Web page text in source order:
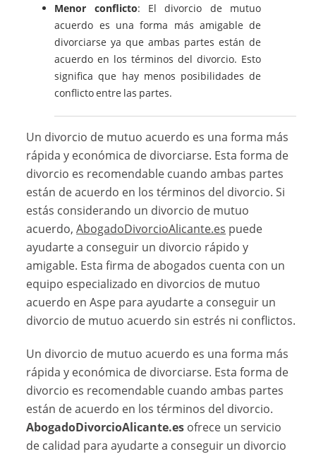
Menor conflicto: El divorcio de mutuo
acuerdo es una forma más amigable de
divorciarse ya que ambas partes están de
acuerdo en los términos del divorcio. Esto
significa que hay menos posibilidades de
conflicto entre las partes.
Un divorcio de mutuo acuerdo es una forma más
rápida y económica de divorciarse. Esta forma de
divorcio es recomendable cuando ambas partes
están de acuerdo en los términos del divorcio. Si
estás considerando un divorcio de mutuo
acuerdo,AbogadoDivorcioAlicante.es puede
ayudarte a conseguir un divorcio rápido y
amigable. Esta firma de abogados cuenta con un
equipo especializado en divorcios de mutuo
acuerdo en Aspe para ayudarte a conseguir un
divorcio de mutuo acuerdo sin estrés ni conflictos.
Un divorcio de mutuo acuerdo es una forma más
rápida y económica de divorciarse. Esta forma de
divorcio es recomendable cuando ambas partes
están de acuerdo en los términos del divorcio.
AbogadoDivorcioAlicante.es ofrece un servicio
de calidad para ayudarte a conseguir un divorcio